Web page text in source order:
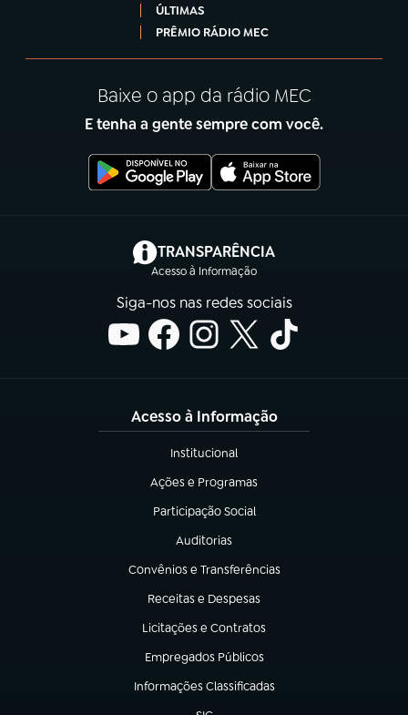
ÚLTIMAS
PRÊMIO RÁDIO MEC
Baixe o app da rádio MEC
E tenha a gente sempre com você.
TRANSPARÊNCIA
Acesso à Informação
(abre em nova aba)
Siga-nos nas redes sociais
Acesso à Informação
Institucional
(abre em nova aba)
Ações e Programas
(abre em nova aba)
Participação Social
(abre em nova aba)
Auditorias
(abre em nova aba)
Convênios e Transferências
(abre em nova aba)
Receitas e Despesas
(abre em nova aba)
Licitações e Contratos
(abre em nova aba)
Empregados Públicos
(abre em nova aba)
Informações Classificadas
(abre em nova aba)